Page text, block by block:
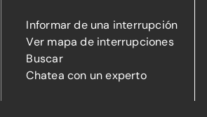
Informar de una interrupción
Ver mapa de interrupciones
Buscar
Chatea con un experto